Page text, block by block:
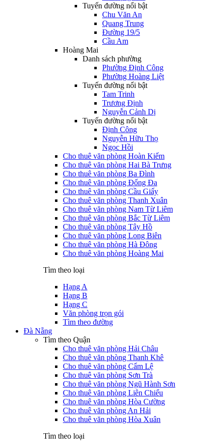
Tuyến đường nổi bật
Chu Văn An
Quang Trung
Đường 19/5
Cầu Am
Hoàng Mai
Danh sách phường
Phường Định Công
Phường Hoàng Liệt
Tuyến đường nổi bật
Tam Trinh
Trương Định
Nguyễn Cảnh Dị
Tuyến đường nổi bật
Định Công
Nguyễn Hữu Thọ
Ngọc Hồi
Cho thuê văn phòng Hoàn Kiếm
Cho thuê văn phòng Hai Bà Trưng
Cho thuê văn phòng Ba Đình
Cho thuê văn phòng Đống Đa
Cho thuê văn phòng Cầu Giấy
Cho thuê văn phòng Thanh Xuân
Cho thuê văn phòng Nam Từ Liêm
Cho thuê văn phòng Bắc Từ Liêm
Cho thuê văn phòng Tây Hồ
Cho thuê văn phòng Long Biên
Cho thuê văn phòng Hà Đông
Cho thuê văn phòng Hoàng Mai
Tìm theo loại
Hạng A
Hạng B
Hạng C
Văn phòng trọn gói
Tìm theo đường
Đà Nẵng
Tìm theo Quận
Cho thuê văn phòng Hải Châu
Cho thuê văn phòng Thanh Khê
Cho thuê văn phòng Cẩm Lệ
Cho thuê văn phòng Sơn Trà
Cho thuê văn phòng Ngũ Hành Sơn
Cho thuê văn phòng Liên Chiểu
Cho thuê văn phòng Hòa Cường
Cho thuê văn phòng An Hải
Cho thuê văn phòng Hòa Xuân
Tìm theo loại